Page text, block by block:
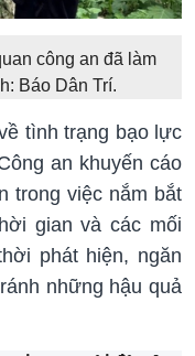
công an đã làm
Báo Dân Trí.
tình trạng bạo lực
an khuyến cáo
trong việc nắm bắt
gian và các mối
phát hiện, ngăn
những hậu quả